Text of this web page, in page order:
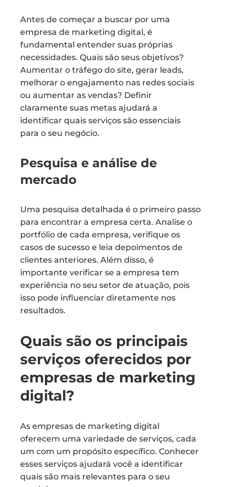
Antes de começar a buscar por uma
empresa de marketing digital, é
fundamental entender suas próprias
necessidades. Quais são seus objetivos?
Aumentar o tráfego do site, gerar leads,
melhorar o engajamento nas redes sociais
ou aumentar as vendas? Definir
claramente suas metas ajudará a
identificar quais serviços são essenciais
para o seu negócio.
Pesquisa e análise de
mercado
Uma pesquisa detalhada é o primeiro passo
para encontrar a empresa certa. Analise o
portfólio de cada empresa, verifique os
casos de sucesso e leia depoimentos de
clientes anteriores. Além disso, é
importante verificar se a empresa tem
experiência no seu setor de atuação, pois
isso pode influenciar diretamente nos
resultados.
Quais são os principais
serviços oferecidos por
empresas de marketing
digital?
As empresas de marketing digital
oferecem uma variedade de serviços, cada
um com um propósito específico. Conhecer
esses serviços ajudará você a identificar
quais são mais relevantes para o seu